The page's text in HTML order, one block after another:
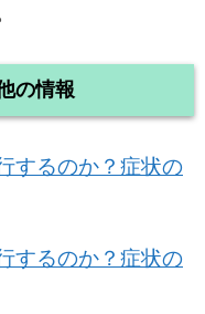
の情報
するのか？症状の
するのか？症状の